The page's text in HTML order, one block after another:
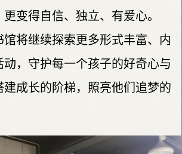
变得自信、独立、有爱心。
馆将继续探索更多形式丰富、内
动，守护每一个孩子的好奇心与
建成长的阶梯，照亮他们追梦的